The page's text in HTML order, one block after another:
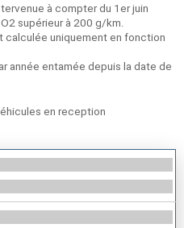
à compter du 1er juin
supérieur à 200 g/km.
uniquement en fonction
année entamée depuis la date de
en reception